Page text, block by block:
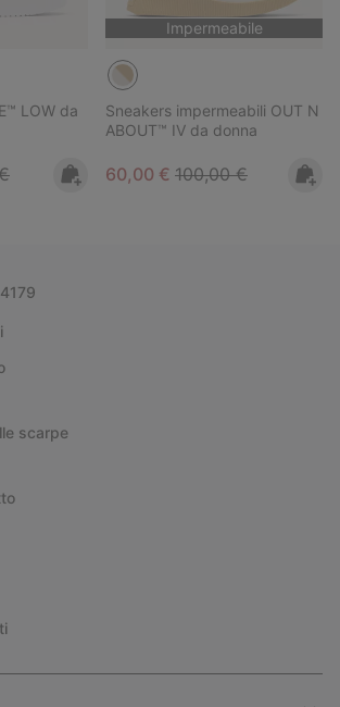
LOW da
Impermeabile
Sneakers impermeabili OUT N
ABOUT™ IV da donna
Sale price:
60,00 € Regular price:
100,00 €
scarpe